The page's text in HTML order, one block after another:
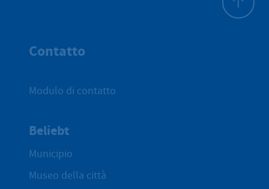
Contatto
Modulo di contatto
Beliebt
Municipio
Museo della città